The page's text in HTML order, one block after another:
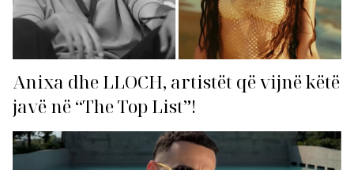
Anixa dhe LLOCH, artistët që vijnë këtë
javë në “The Top List”!